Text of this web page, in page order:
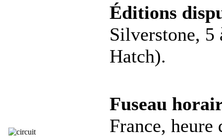
Éditions
Silverstone, 5
Hatch).
Fuseau
France, heure